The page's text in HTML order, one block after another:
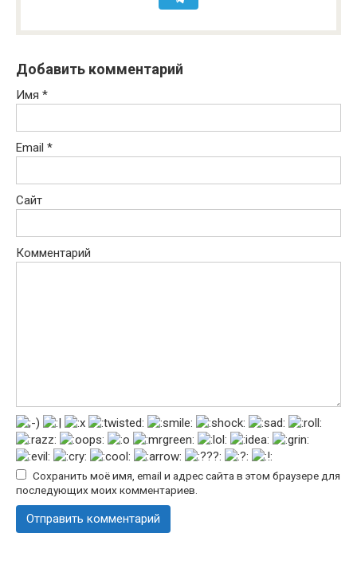
Добавить комментарий
Имя *
Email *
Сайт
Комментарий
Сохранить моё имя, email и адрес сайта в этом браузере для
последующих моих комментариев.